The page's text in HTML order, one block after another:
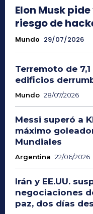
Elon Musk
riesgo de
Mundo 29/07/2026
Terremoto de
edificios
Mundo 28/07/2026
Messi superó a
máximo
Mundiales
Argentina 22/06/2026
Irán y EE.UU.
negociaciones
paz, dos días